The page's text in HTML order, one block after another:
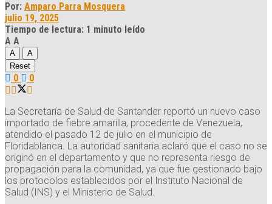
Por: Amparo Parra Mosquera
julio 19, 2025
Tiempo de lectura: 1 minuto leído
A A
A
A
Reset
0 0
La Secretaría de Salud de Santander reportó un nuevo caso
importado de fiebre amarilla, procedente de Venezuela,
atendido el pasado 12 de julio en el municipio de
Floridablanca. La autoridad sanitaria aclaró que el caso no se
originó en el departamento y que no representa riesgo de
propagación para la comunidad, ya que fue gestionado bajo
los protocolos establecidos por el Instituto Nacional de
Salud (INS) y el Ministerio de Salud.